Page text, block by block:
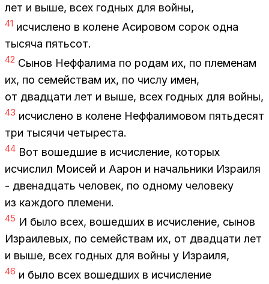
лет и выше, всех год­ных для вой­ны,
41 ис­чис­ле­но в ко­лене Аси­ро­вом со­рок одна
ты­ся­ча пять­сот.
42 Сы­нов Неф­фа­ли­ма по ро­дам их, по пле­ме­нам
их, по се­мей­ствам их, по чис­лу имен,
от два­дца­ти лет и выше, всех год­ных для вой­ны,
43 ис­чис­ле­но в ко­лене Неф­фа­ли­мо­вом пять­де­сят
три ты­ся­чи че­ты­ре­ста.
44 Вот во­шед­шие в ис­чис­ле­ние, ко­то­рых
ис­чис­лил Мо­и­сей и Аарон и на­чаль­ни­ки Из­ра­и­ля
- две­на­дцать че­ло­век, по од­но­му че­ло­ве­ку
из каж­до­го пле­ме­ни.
45 И было всех, во­шед­ших в ис­чис­ле­ние, сы­нов
Из­ра­и­ле­вых, по се­мей­ствам их, от два­дца­ти лет
и выше, всех год­ных для вой­ны у Из­ра­и­ля,
46 и было всех во­шед­ших в ис­чис­ле­ние